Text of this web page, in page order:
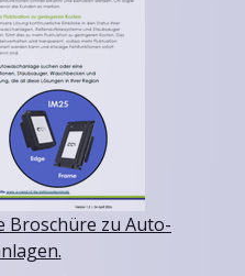
Broschüre zu Auto-